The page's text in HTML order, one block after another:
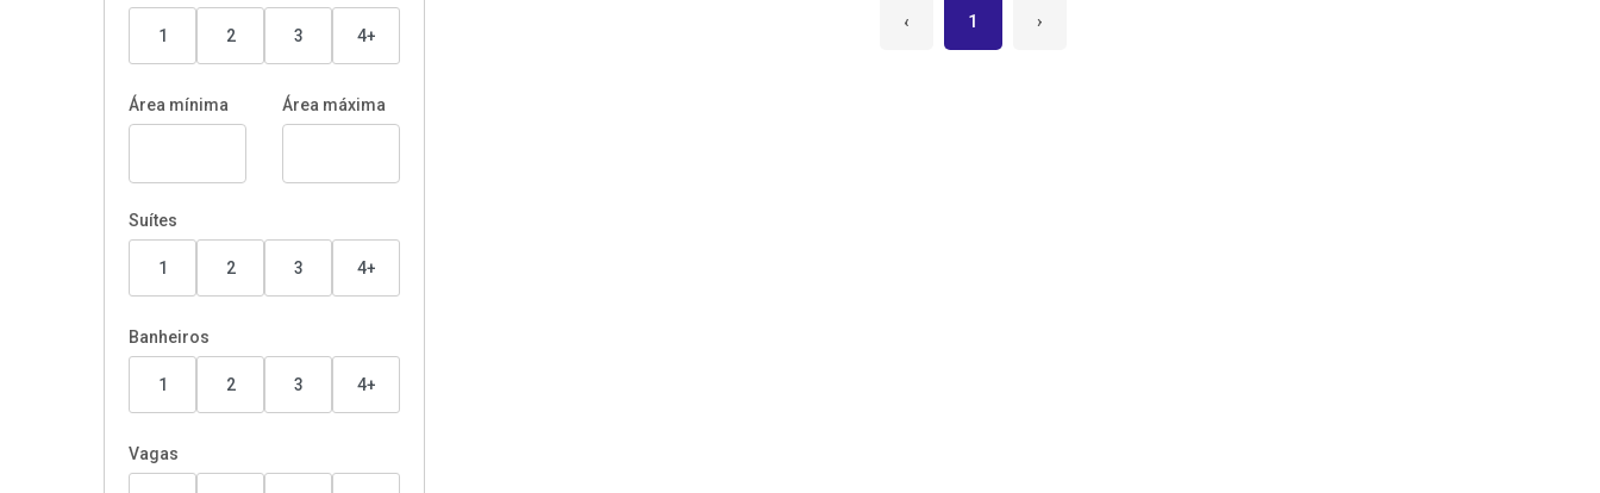
1 2 3 4+
Área mínima Área máxima
Suítes
1 2 3 4+
Banheiros
1 2 3 4+
Vagas
‹ 1 ›